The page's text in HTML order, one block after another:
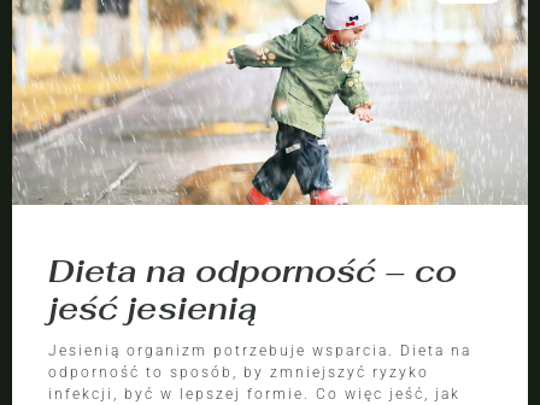
Dieta na odporność – co
jeść jesienią
Jesienią organizm potrzebuje wsparcia. Dieta na
odporność to sposób, by zmniejszyć ryzyko
infekcji, być w lepszej formie. Co więc jeść, jak